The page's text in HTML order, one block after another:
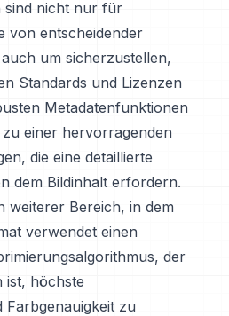
sind nicht nur für
von entscheidender
um sicherzustellen,
Standards und Lizenzen
Metadatenfunktionen
einer hervorragenden
die eine detaillierte
dem Bildinhalt erfordern.
weiterer Bereich, in dem
verwendet einen
der
ist, höchste
Farbgenauigkeit zu